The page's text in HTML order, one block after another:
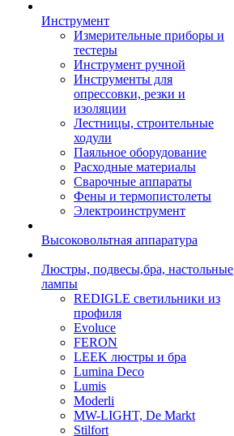
Инструмент
Измерительные приборы и
тестеры
Инструмент ручной
Инструменты для
опрессовки, резки и
изоляции
Лестницы, строительные
ходули
Паяльное оборудование
Расходные материалы
Сварочные аппараты
Фены и термопистолеты
Электроинструмент
Высоковольтная аппаратура
Люстры, подвесы,бра, настольные
лампы
REDIGLE светильники из
профиля
Evoluce
FERON
LEEK люстры и бра
Lumina Deco
Lumis
Moderli
MW-LIGHT, De Markt
Stilfort